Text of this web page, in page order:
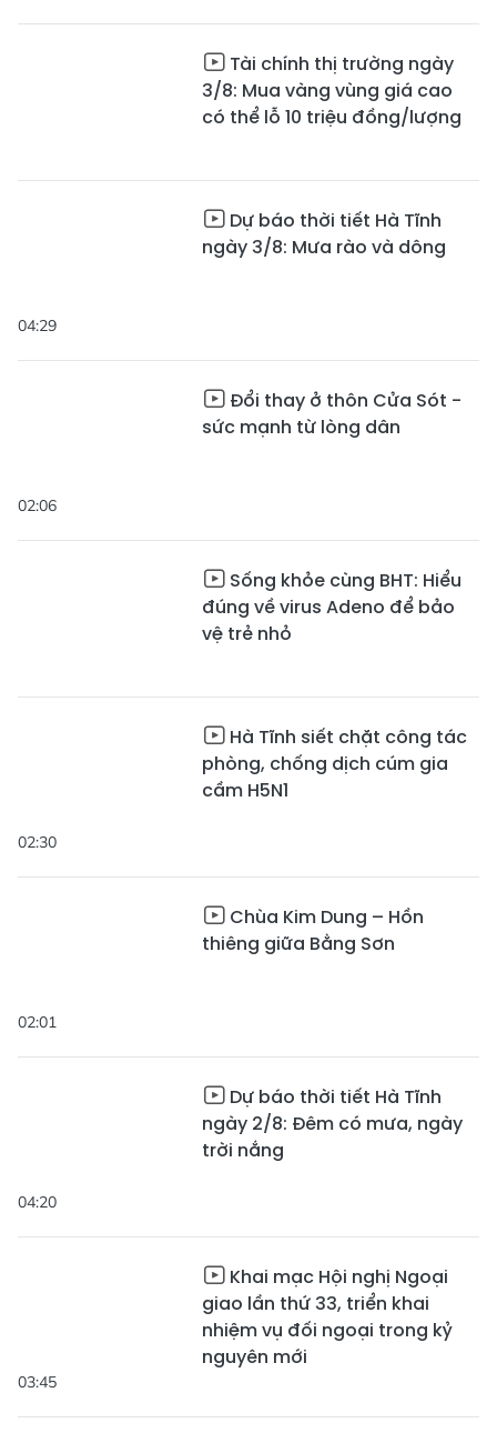
Tài chính thị trường ngày
3/8: Mua vàng vùng giá cao
có thể lỗ 10 triệu đồng/lượng
04:29
Dự báo thời tiết Hà Tĩnh
ngày 3/8: Mưa rào và dông
02:06
Đổi thay ở thôn Cửa Sót -
sức mạnh từ lòng dân
Sống khỏe cùng BHT: Hiểu
đúng về virus Adeno để bảo
vệ trẻ nhỏ
02:30
Hà Tĩnh siết chặt công tác
phòng, chống dịch cúm gia
cầm H5N1
02:01
Chùa Kim Dung – Hồn
thiêng giữa Bằng Sơn
04:20
Dự báo thời tiết Hà Tĩnh
ngày 2/8: Đêm có mưa, ngày
trời nắng
03:45
Khai mạc Hội nghị Ngoại
giao lần thứ 33, triển khai
nhiệm vụ đối ngoại trong kỷ
nguyên mới